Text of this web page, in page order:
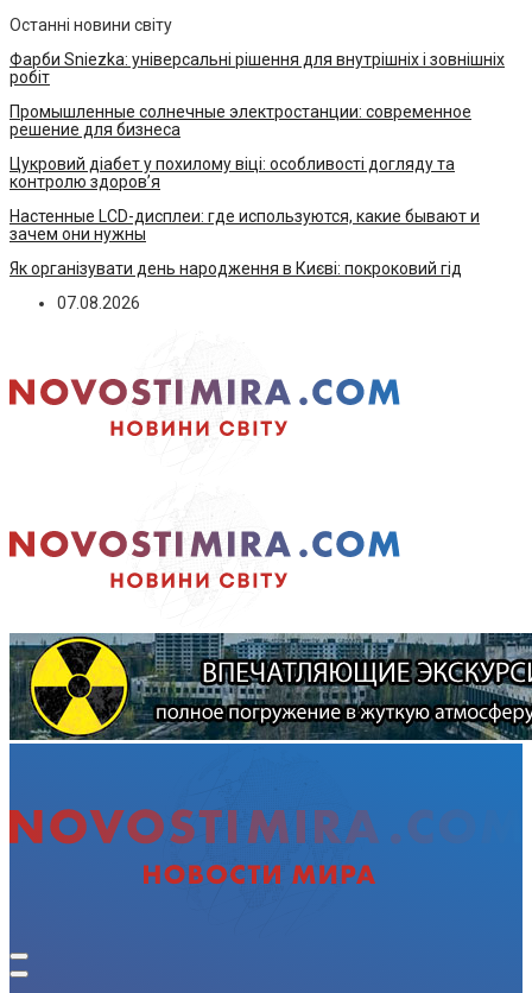
Останні новини світу
Фарби Sniezka: універсальні рішення для внутрішніх і зовнішніх
робіт
Промышленные солнечные электростанции: современное
решение для бизнеса
Цукровий діабет у похилому віці: особливості догляду та
контролю здоров’я
Настенные LCD-дисплеи: где используются, какие бывают и
зачем они нужны
Як організувати день народження в Києві: покроковий гід
07.08.2026